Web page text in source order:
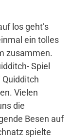
los geht’s
ein tolles
zusammen.
Spiel
Vielen
die
Besen auf
spielte